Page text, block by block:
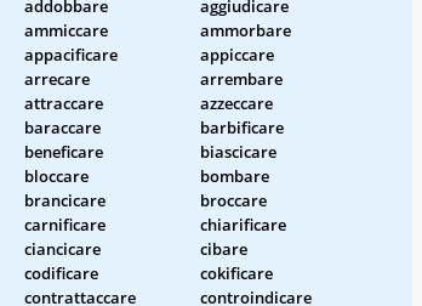
addobbare
aggiudicare
ammiccare
ammorbare
appacificare
appiccare
arrecare
arrembare
attraccare
azzeccare
baraccare
barbificare
beneficare
biascicare
bloccare
bombare
brancicare
broccare
carnificare
chiarificare
ciancicare
cibare
codificare
cokificare
contrattaccare
controindicare